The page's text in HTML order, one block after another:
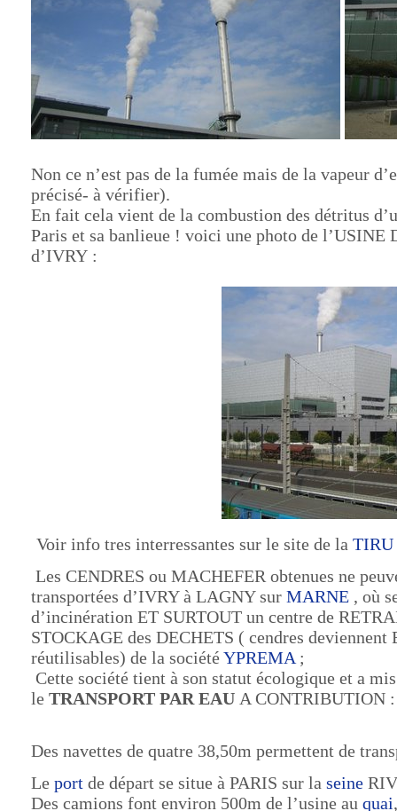
Non ce n’est pas de la fumée mais de la vapeur
précisé- à vérifier).
En fait cela vient de la combustion des détritus
Paris et sa banlieue ! voici une photo de l’USINE
d’IVRY :
Voir info tres interressantes sur le site de la TIRU
Les CENDRES ou MACHEFER obtenues ne
transportées d’IVRY à LAGNY sur MARNE , où
d’incinération ET SURTOUT un centre de
STOCKAGE des DECHETS ( cendres deviennent
réutilisables) de la sociétéYPREMA ;
Cette société tient à son statut écologique et a mis
le TRANSPORT PAR EAU A CONTRIBUTION :
Des navettes de quatre 38,50m permettent de
Le port de départ se situe à PARIS sur la seine
Des camions font environ 500m de l’usine au quai